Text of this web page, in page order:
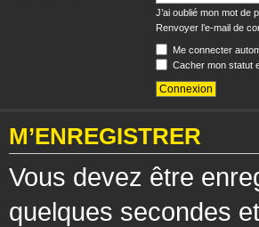
J’ai oublié mon mot de
Renvoyer l’e-mail de
Me connecter
Cacher mon statut
M’ENREGISTRER
Vous devez être
quelques secondes